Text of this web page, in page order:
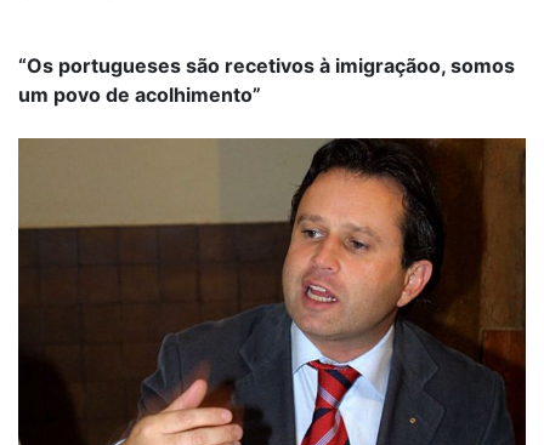
“Os portugueses são recetivos à imigraçãoo, somos
um povo de acolhimento”